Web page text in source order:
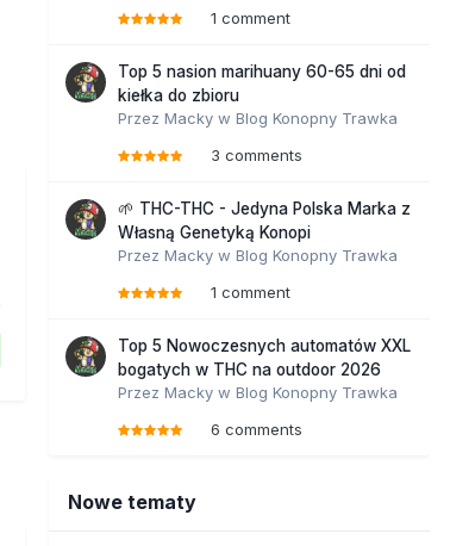
1 comment
Top 5 nasion marihuany 60-65 dni od
kiełka do zbioru
Przez Macky w Blog Konopny Trawka
3 comments
🌱 THC-THC - Jedyna Polska Marka z
Własną Genetyką Konopi
Przez Macky w Blog Konopny Trawka
1 comment
Top 5 Nowoczesnych automatów XXL
bogatych w THC na outdoor 2026
Przez Macky w Blog Konopny Trawka
6 comments
Nowe tematy